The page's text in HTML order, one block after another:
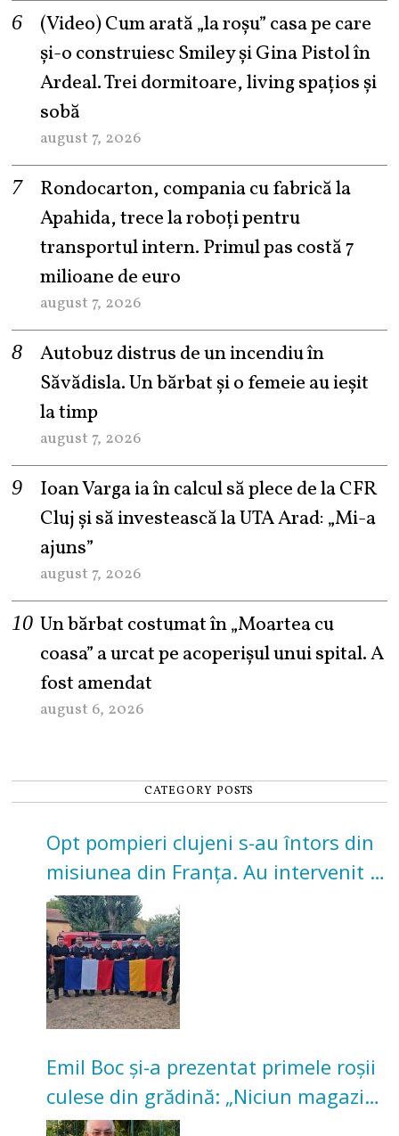
(Video) Cum arată „la roşu” casa pe care
şi-o construiesc Smiley şi Gina Pistol în
Ardeal. Trei dormitoare, living spațios și
sobă
august 7, 2026
Rondocarton, compania cu fabrică la
Apahida, trece la roboți pentru
transportul intern. Primul pas costă 7
milioane de euro
august 7, 2026
Autobuz distrus de un incendiu în
Săvădisla. Un bărbat și o femeie au ieșit
la timp
august 7, 2026
Ioan Varga ia în calcul să plece de la CFR
Cluj și să investească la UTA Arad: „Mi-a
ajuns”
august 7, 2026
Un bărbat costumat în „Moartea cu
coasa” a urcat pe acoperișul unui spital. A
fost amendat
august 6, 2026
CATEGORY POSTS
Opt pompieri clujeni s-au întors din
misiunea din Franța. Au intervenit la
incendii de vegetație și pădure
Emil Boc și-a prezentat primele roșii
culese din grădină: „Niciun magazin
nu poate oferi această satisfacție”